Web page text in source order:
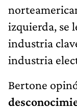
izquierda, se
industria
industria
Bertone